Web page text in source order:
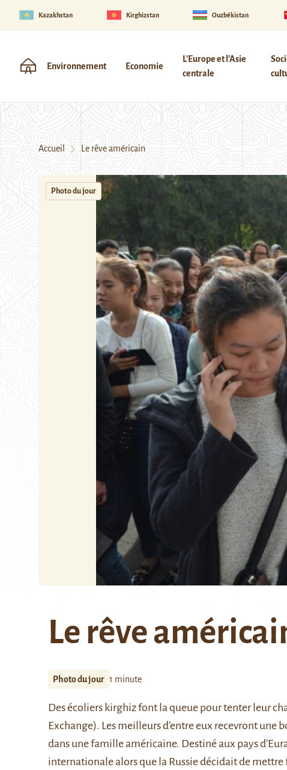
Kazakhstan Kirghizstan Ouzbékistan
Environnement Economie
L'Europe et l'Asie
centrale
Accueil Le rêve américain
Photo du jour
Le rêve
Photo du jour 1 minute
Des écoliers kirghiz font la queue pour tenter leur
Exchange). Les meilleurs d’entre eux recevront une
dans une famille américaine. Destiné aux pays
internationale alors que la Russie décidait de mettre